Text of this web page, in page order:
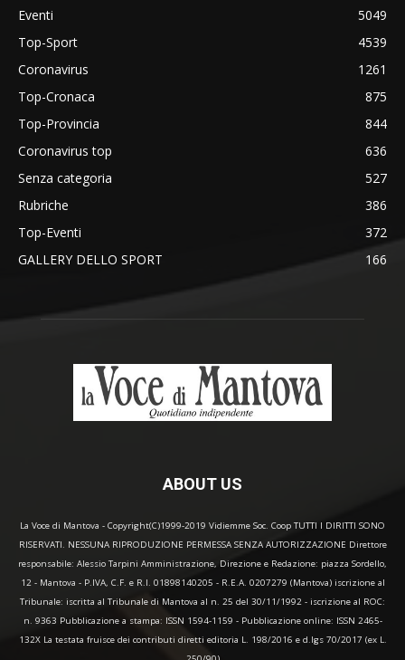
Eventi
5049
Top-Sport
4539
Coronavirus
1261
Top-Cronaca
875
Top-Provincia
844
Coronavirus top
636
Senza categoria
527
Rubriche
386
Top-Eventi
372
GALLERY DELLO SPORT
166
ABOUT US
La Voce di Mantova - Copyright(C)1999-2019 Vidiemme Soc. Coop TUTTI I DIRITTI SONO
RISERVATI. NESSUNA RIPRODUZIONE PERMESSA SENZA AUTORIZZAZIONE Direttore
responsabile: Alessio Tarpini Amministrazione, Direzione e Redazione: piazza Sordello,
12 - Mantova - P.IVA, C.F. e R.I. 01898140205 - R.E.A. 0207279 (Mantova) iscrizione al
Tribunale: iscritta al Tribunale di Mantova al n. 25 del 30/11/1992 - iscrizione al ROC:
n. 9363 Pubblicazione a stampa: ISSN 1594-1159 - Pubblicazione online: ISSN 2465-
132X La testata fruisce dei contributi diretti editoria L. 198/2016 e d.lgs 70/2017 (ex L.